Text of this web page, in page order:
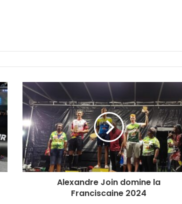
Alexandre Join domine la
Franciscaine 2024